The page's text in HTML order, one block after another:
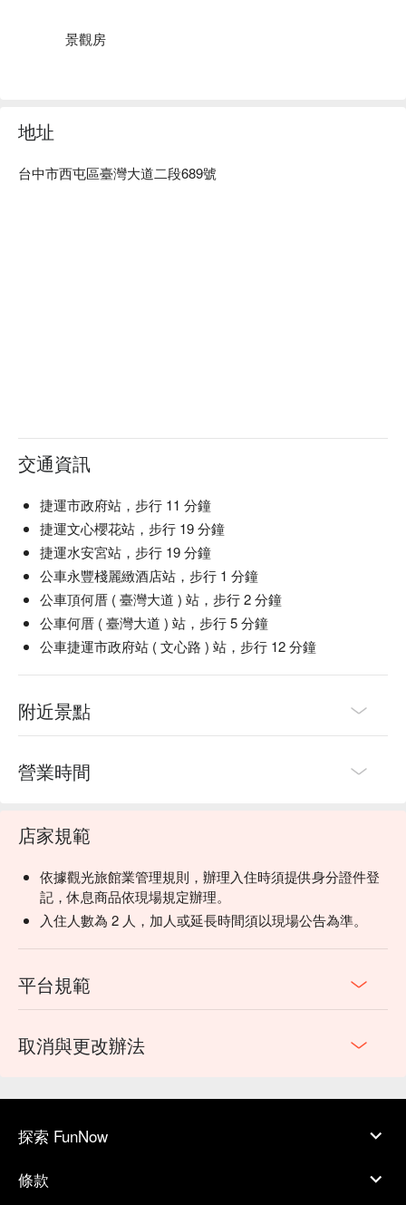
景觀房
地址
台中市西屯區臺灣大道二段689號
交通資訊
捷運市政府站，步行 11 分鐘
捷運文心櫻花站，步行 19 分鐘
捷運水安宮站，步行 19 分鐘
公車永豐棧麗緻酒店站，步行 1 分鐘
公車頂何厝 ( 臺灣大道 ) 站，步行 2 分鐘
公車何厝 ( 臺灣大道 ) 站，步行 5 分鐘
公車捷運市政府站 ( 文心路 ) 站，步行 12 分鐘
附近景點
營業時間
店家規範
依據觀光旅館業管理規則，辦理入住時須提供身分證件登
記，休息商品依現場規定辦理。
入住人數為 2 人，加人或延長時間須以現場公告為準。
平台規範
取消與更改辦法
探索 FunNow
條款